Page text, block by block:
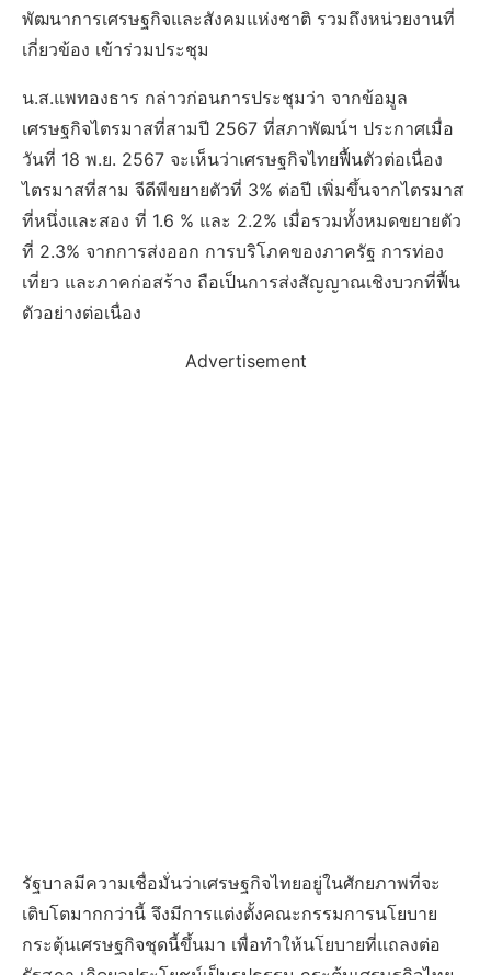
พัฒนาการเศรษฐกิจและสังคมแห่งชาติ รวมถึงหน่วยงานที่
เกี่ยวข้อง เข้าร่วมประชุม
น.ส.แพทองธาร กล่าวก่อนการประชุมว่า จากข้อมูล
เศรษฐกิจไตรมาสที่สามปี 2567 ที่สภาพัฒน์ฯ ประกาศเมื่อ
วันที่ 18 พ.ย. 2567 จะเห็นว่าเศรษฐกิจไทยฟื้นตัวต่อเนื่อง
ไตรมาสที่สาม จีดีพีขยายตัวที่ 3% ต่อปี เพิ่มขึ้นจากไตรมาส
ที่หนึ่งและสอง ที่ 1.6 % และ 2.2% เมื่อรวมทั้งหมดขยายตัว
ที่ 2.3% จากการส่งออก การบริโภคของภาครัฐ การท่อง
เที่ยว และภาคก่อสร้าง ถือเป็นการส่งสัญญาณเชิงบวกที่ฟื้น
ตัวอย่างต่อเนื่อง
Advertisement
รัฐบาลมีความเชื่อมั่นว่าเศรษฐกิจไทยอยู่ในศักยภาพที่จะ
เติบโตมากกว่านี้ จึงมีการแต่งตั้งคณะกรรมการนโยบาย
กระตุ้นเศรษฐกิจชุดนี้ขึ้นมา เพื่อทำให้นโยบายที่แถลงต่อ